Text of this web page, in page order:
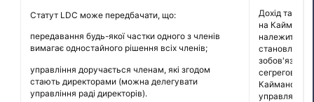
Статут LDC може передбачати, що:
передавання будь-якої частки одного з членів
вимагає одностайного рішення всіх членів;
управління доручається членам, які згодом
стають директорами (можна делегувати
управління раді директорів).
Дохід та
на
належить до
становлять
зобов'язання
Кайманових
управляти